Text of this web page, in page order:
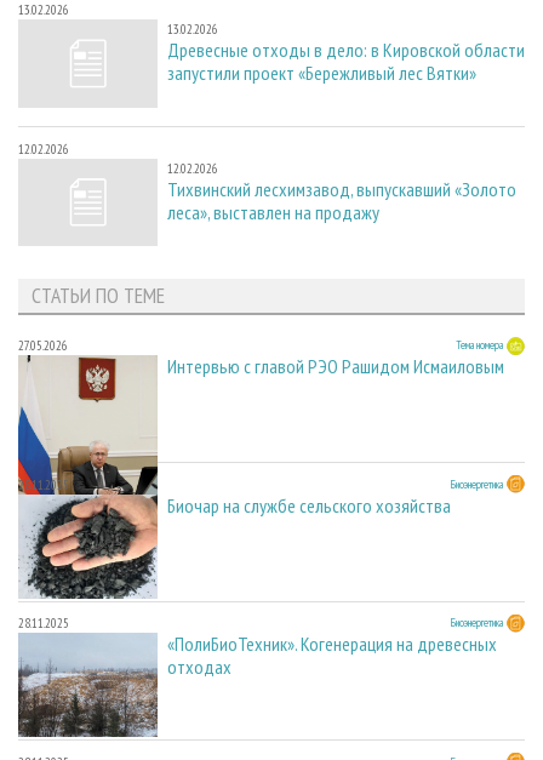
13.02.2026
13.02.2026
Древесные отходы в дело: в Кировской области
запустили проект «Бережливый лес Вятки»
12.02.2026
12.02.2026
Тихвинский лесхимзавод, выпускавший «Золото
леса», выставлен на продажу
СТАТЬИ ПО ТЕМЕ
27.05.2026 Тема номера
Интервью с главой РЭО Рашидом Исмаиловым
28.11.2025 Биоэнергетика
Биочар на службе сельского хозяйства
28.11.2025 Биоэнергетика
«ПолиБиоТехник». Когенерация на древесных
отходах